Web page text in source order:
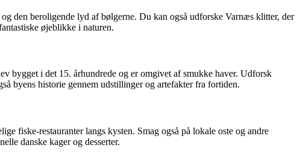
den beroligende lyd af bølgerne. Du kan også udforske Varnæs klitter, der
øjeblikke i naturen.
bygget i det 15. århundrede og er omgivet af smukke haver. Udforsk
byens historie gennem udstillinger og artefakter fra fortiden.
fiske-restauranter langs kysten. Smag også på lokale oste og andre
danske kager og desserter.